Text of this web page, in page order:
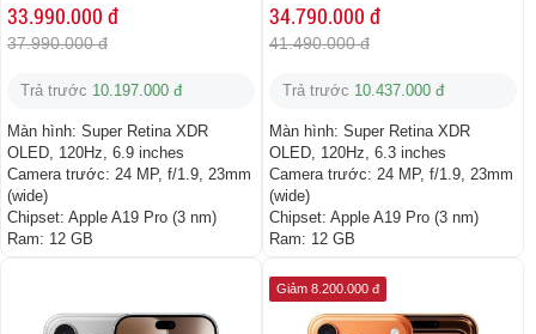
33.990.000 đ
37.990.000 đ
Trả trước 10.197.000 đ
Màn hình: Super Retina XDR
OLED, 120Hz, 6.9 inches
Camera trước: 24 MP, f/1.9, 23mm
(wide)
Chipset: Apple A19 Pro (3 nm)
Ram: 12 GB
34.790.000 đ
41.490.000 đ
Trả trước 10.437.000 đ
Màn hình: Super Retina XDR
OLED, 120Hz, 6.3 inches
Camera trước: 24 MP, f/1.9, 23mm
(wide)
Chipset: Apple A19 Pro (3 nm)
Ram: 12 GB
Giảm 8.200.000 đ